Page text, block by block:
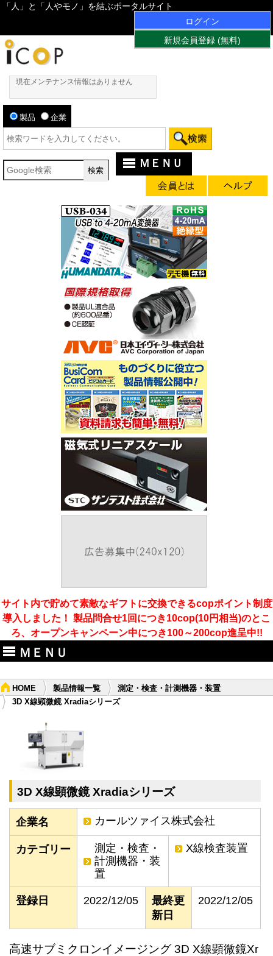
「人」と「人やモノ」を結ぶポータルサイト
ログイン
新規会員登録 (無料)
現在メンテナンス情報はありません
製品 企業
ＭＥＮＵ
サイト内で貯めて素敵なギフトに交換できるcopポイント制度
導入しました！ 製品問合せ1回につき10cop(10円相当)のとこ
ろ、オープンキャンペーン中につき100～200cop進呈中!!
ＭＥＮＵ
HOME 製品情報一覧
測定・検査・計測機器・装置
3D X線顕微鏡 Xradiaシリーズ
3D X線顕微鏡 Xradiaシリーズ
企業名 カールツァイス株式会社
カテゴリー
測定・検査・
計測機器・装
置
X線検査装置
登録日 2022/12/05
最終更
新日
2022/12/05
高速サブミクロンイメージング 3D X線顕微鏡Xr